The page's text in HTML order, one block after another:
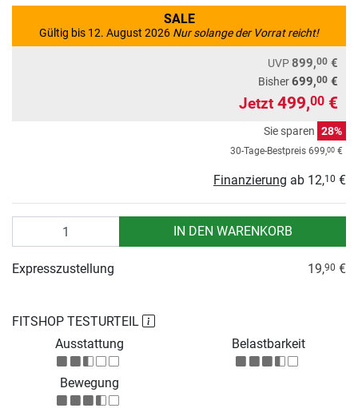
SALE
Gültig bis 12. August 2026 Nur solange der Vorrat reicht!
UVP899,00 €
Bisher699,00 €
Jetzt 499,00 €
Sie sparen 28%
30-Tage-Bestpreis 699,00 €
Finanzierung ab 12,10 €
IN DEN WARENKORB
FITSHOP TESTURTEIL
Ausstattung
Belastbarkeit
Bewegung
Expresszustellung 19,90 €